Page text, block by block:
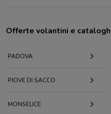
Offerte volantini e
PADOVA
PIOVE DI SACCO
MONSELICE